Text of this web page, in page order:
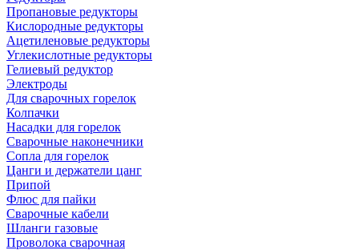
Пропановые редукторы
Кислородные редукторы
Ацетиленовые редукторы
Углекислотные редукторы
Гелиевый редуктор
Электроды
Для сварочных горелок
Колпачки
Насадки для горелок
Сварочные наконечники
Сопла для горелок
Цанги и держатели цанг
Припой
Флюс для пайки
Сварочные кабели
Шланги газовые
Проволока сварочная